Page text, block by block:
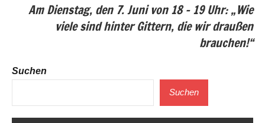
Am Dienstag, den 7. Juni von 18 – 19 Uhr: „Wie
viele sind hinter Gittern, die wir draußen
brauchen!“
Suchen
Suchen